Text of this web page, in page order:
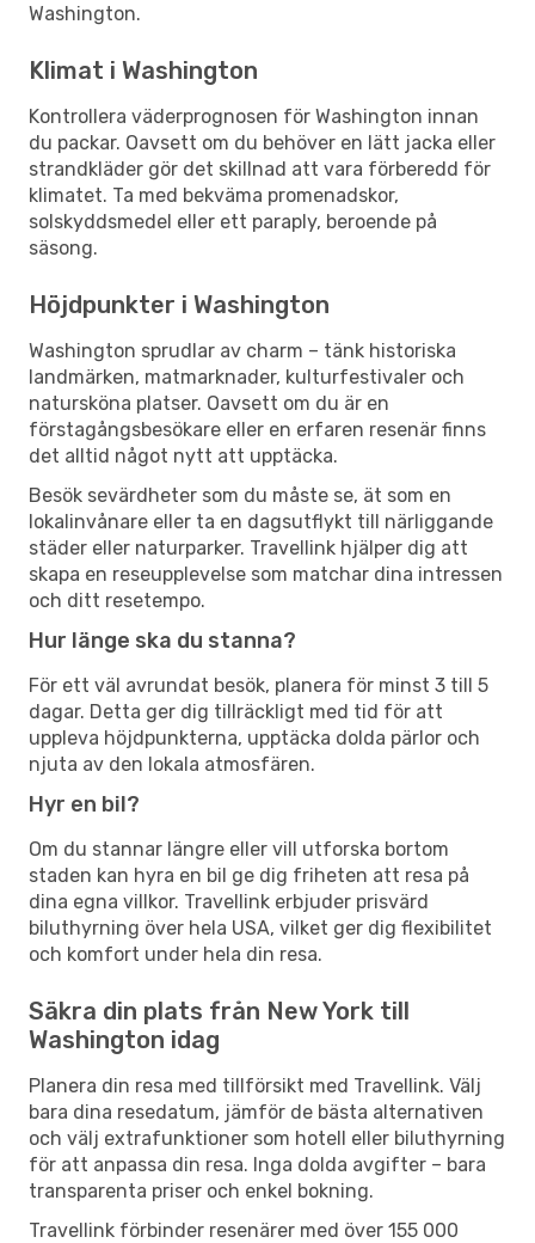
Washington.
Klimat i Washington
Kontrollera väderprognosen för Washington innan
du packar. Oavsett om du behöver en lätt jacka eller
strandkläder gör det skillnad att vara förberedd för
klimatet. Ta med bekväma promenadskor,
solskyddsmedel eller ett paraply, beroende på
säsong.
Höjdpunkter i Washington
Washington sprudlar av charm – tänk historiska
landmärken, matmarknader, kulturfestivaler och
natursköna platser. Oavsett om du är en
förstagångsbesökare eller en erfaren resenär finns
det alltid något nytt att upptäcka.
Besök sevärdheter som du måste se, ät som en
lokalinvånare eller ta en dagsutflykt till närliggande
städer eller naturparker. Travellink hjälper dig att
skapa en reseupplevelse som matchar dina intressen
och ditt resetempo.
Hur länge ska du stanna?
För ett väl avrundat besök, planera för minst 3 till 5
dagar. Detta ger dig tillräckligt med tid för att
uppleva höjdpunkterna, upptäcka dolda pärlor och
njuta av den lokala atmosfären.
Hyr en bil?
Om du stannar längre eller vill utforska bortom
staden kan hyra en bil ge dig friheten att resa på
dina egna villkor. Travellink erbjuder prisvärd
biluthyrning över hela USA, vilket ger dig flexibilitet
och komfort under hela din resa.
Säkra din plats från New York till
Washington idag
Planera din resa med tillförsikt med Travellink. Välj
bara dina resedatum, jämför de bästa alternativen
och välj extrafunktioner som hotell eller biluthyrning
för att anpassa din resa. Inga dolda avgifter – bara
transparenta priser och enkel bokning.
Travellink förbinder resenärer med över 155 000